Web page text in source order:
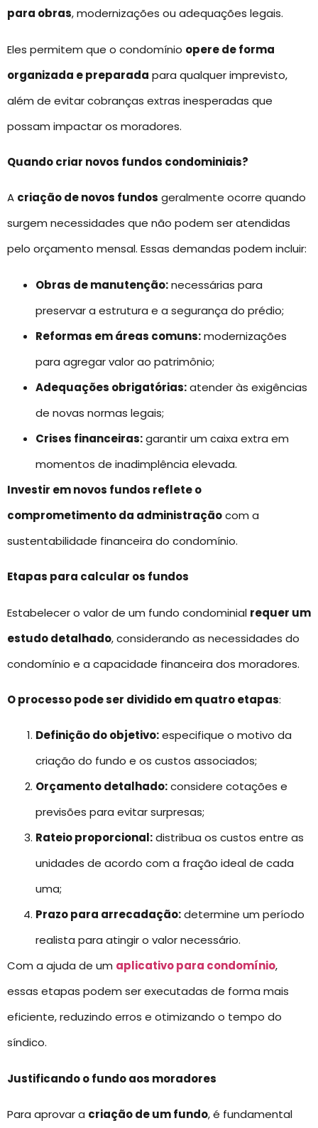
para obras, modernizações ou adequações legais.
Eles permitem que o condomínio opere de forma
organizada e preparada para qualquer imprevisto,
além de evitar cobranças extras inesperadas que
possam impactar os moradores.
Quando criar novos fundos condominiais?
A criação de novos fundos geralmente ocorre quando
surgem necessidades que não podem ser atendidas
pelo orçamento mensal. Essas demandas podem incluir:
Obras de manutenção:necessárias para
preservar a estrutura e a segurança do prédio;
Reformas em áreas comuns:modernizações
para agregar valor ao patrimônio;
Adequações obrigatórias:atender às exigências
de novas normas legais;
Crises financeiras:garantir um caixa extra em
momentos de inadimplência elevada.
Investir em novos fundos reflete o
comprometimento da administraçãocom a
sustentabilidade financeira do condomínio.
Etapas para calcular os fundos
Estabelecer o valor de um fundo condominial requer um
estudo detalhado, considerando as necessidades do
condomínio e a capacidade financeira dos moradores.
O processo pode ser dividido em quatro etapas:
Definição do objetivo:especifique o motivo da
criação do fundo e os custos associados;
Orçamento detalhado:considere cotações e
previsões para evitar surpresas;
Rateio proporcional:distribua os custos entre as
unidades de acordo com a fração ideal de cada
uma;
Prazo para arrecadação:determine um período
realista para atingir o valor necessário.
Com a ajuda de um aplicativo para condomínio,
essas etapas podem ser executadas de forma mais
eficiente, reduzindo erros e otimizando o tempo do
síndico.
Justificando o fundo aos moradores
Para aprovar a criação de um fundo, é fundamental